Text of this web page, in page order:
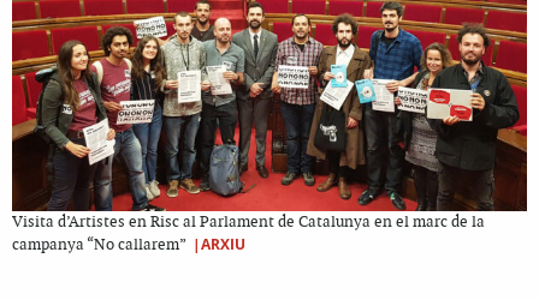
Visita d’Artistes en Risc al Parlament de Catalunya en el marc de la
campanya “No callarem” |ARXIU